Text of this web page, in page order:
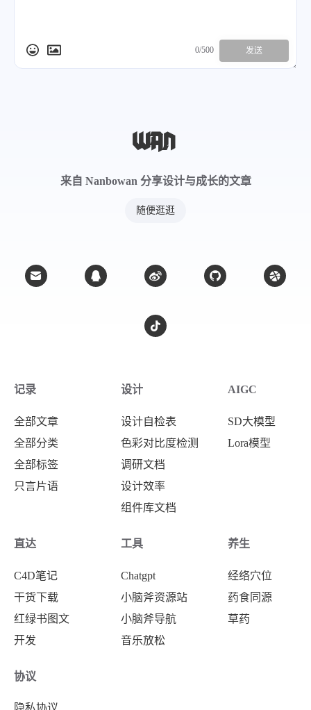
使用注意
来源产地
0/500 发送
来自 Nanbowan 分享设计与成长的文章
随便逛逛
记录
全部文章
全部分类
全部标签
只言片语
设计
设计自检表
色彩对比度检测
调研文档
设计效率
组件库文档
AIGC
SD大模型
Lora模型
直达
C4D笔记
干货下载
红绿书图文
开发
工具
Chatgpt
小脑斧资源站
小脑斧导航
音乐放松
养生
经络穴位
药食同源
草药
协议